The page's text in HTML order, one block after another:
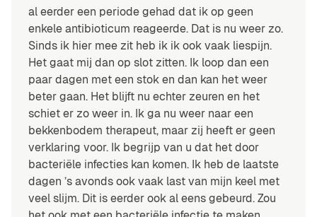
al eerder een periode gehad dat ik op geen
enkele antibioticum reageerde. Dat is nu weer zo.
Sinds ik hier mee zit heb ik ik ook vaak liespijn.
Het gaat mij dan op slot zitten. Ik loop dan een
paar dagen met een stok en dan kan het weer
beter gaan. Het blijft nu echter zeuren en het
schiet er zo weer in. Ik ga nu weer naar een
bekkenbodem therapeut, maar zij heeft er geen
verklaring voor. Ik begrijp van u dat het door
bacteriële infecties kan komen. Ik heb de laatste
dagen ’s avonds ook vaak last van mijn keel met
veel slijm. Dit is eerder ook al eens gebeurd. Zou